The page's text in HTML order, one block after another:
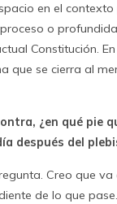
en el
o
Constitución.
que se cierra al
¿en qué pie
después del
Creo que
de lo que